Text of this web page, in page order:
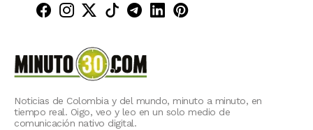
Minuto30 en Facebook
Minuto30 en Instagram
Minuto30 en X (Twitter)
Minuto30 en TikTok
Canal de Minuto30 en
Minuto30 en LinkedIn
Minuto30 en
Noticias de Colombia y del mundo, minuto a minuto, en
tiempo real. Oigo, veo y leo en un solo medio de
comunicación nativo digital.